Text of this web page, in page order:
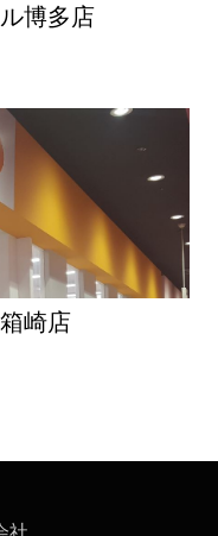
博多店
崎店
社